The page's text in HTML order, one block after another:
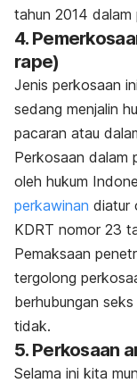
tahun 2014 dalam
4.
rape)
Jenis perkosaan
sedang menjalin
pacaran atau
Perkosaan dalam
oleh hukum
perkawinan diatur
KDRT nomor 23
Pemaksaan
tergolong
berhubungan
tidak.
5. Perkosaan
Selama ini kita